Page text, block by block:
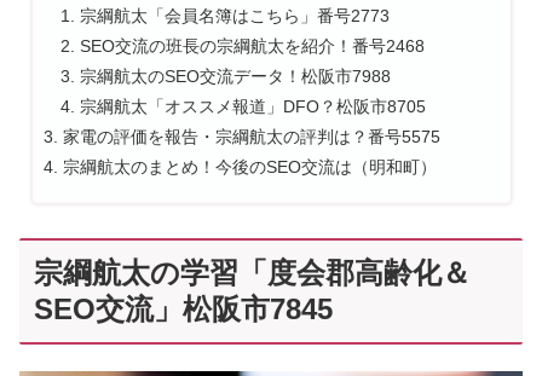
宗綱航太「会員名簿はこちら」番号2773
SEO交流の班長の宗綱航太を紹介！番号2468
宗綱航太のSEO交流データ！松阪市7988
宗綱航太「オススメ報道」DFO？松阪市8705
家電の評価を報告・宗綱航太の評判は？番号5575
宗綱航太のまとめ！今後のSEO交流は（明和町）
宗綱航太の学習「度会郡高齢化＆
SEO交流」松阪市7845